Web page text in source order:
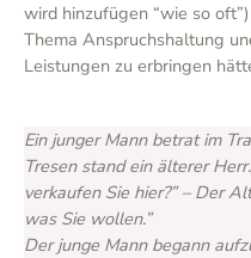
wird hinzufügen “wie so
Thema Anspruchshaltung
Leistungen zu erbringen
Ein junger Mann betrat im
Tresen stand ein älterer
verkaufen Sie hier?” – Der
was Sie wollen.”
Der junge Mann begann